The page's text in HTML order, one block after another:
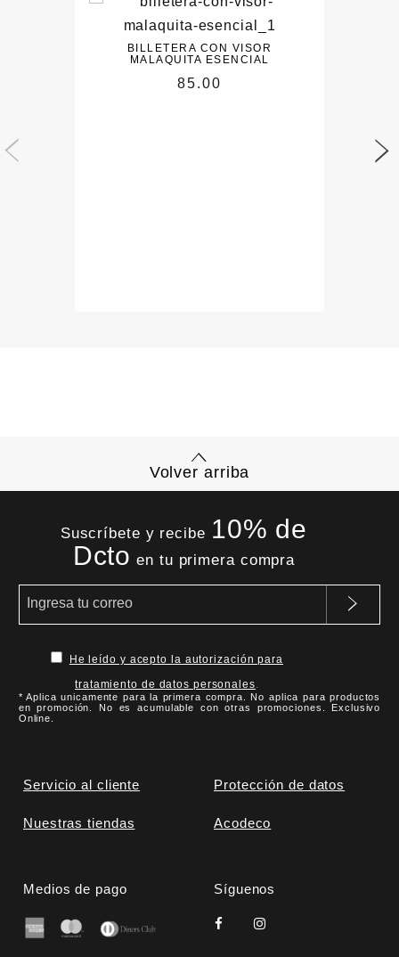
BILLETERA CON VISOR
MALAQUITA ESENCIAL
85.00
Volver arriba
Suscríbete y recibe 10% de
Dcto en tu primera compra
He leído y acepto la autorización para
tratamiento de datos personales.
* Aplica unicamente para la primera compra. No aplica para productos
en promoción. No es acumulable con otras promociones. Exclusivo
Online.
Servicio al cliente Protección de datos
Nuestras tiendas Acodeco
Medios de pago Síguenos